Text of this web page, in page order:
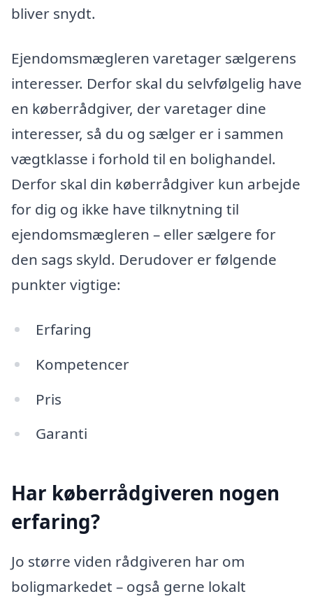
bliver snydt.
Ejendomsmægleren varetager sælgerens
interesser. Derfor skal du selvfølgelig have
en køberrådgiver, der varetager dine
interesser, så du og sælger er i sammen
vægtklasse i forhold til en bolighandel.
Derfor skal din køberrådgiver kun arbejde
for dig og ikke have tilknytning til
ejendomsmægleren – eller sælgere for
den sags skyld. Derudover er følgende
punkter vigtige:
Erfaring
Kompetencer
Pris
Garanti
Har køberrådgiveren nogen
erfaring?
Jo større viden rådgiveren har om
boligmarkedet – også gerne lokalt